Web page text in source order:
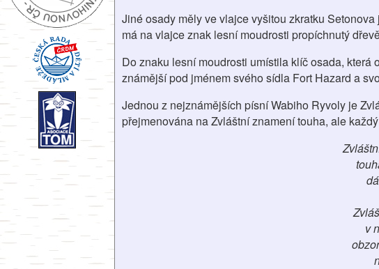
Jiné osady měly ve vlajce vyšitou zkratku
má na vlajce znak lesní moudrosti propíchnutý
Do znaku lesní moudrosti umístila klíč osada,
známější pod jménem svého sídla Fort Hazard a
Jednou z nejznámějších písní Wabiho Ryvoly je
přejmenována na Zvláštní znamení touha, ale
v